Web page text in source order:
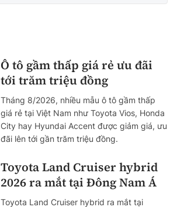
Ô tô gầm thấp giá rẻ ưu đãi
tới trăm triệu đồng
Tháng 8/2026, nhiều mẫu ô tô gầm thấp
giá rẻ tại Việt Nam như Toyota Vios, Honda
City hay Hyundai Accent được giảm giá, ưu
đãi lên tới gần trăm triệu đồng.
Toyota Land Cruiser hybrid
2026 ra mắt tại Đông Nam Á
Toyota Land Cruiser hybrid ra mắt tại